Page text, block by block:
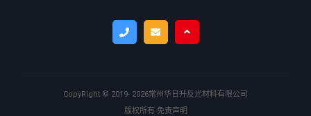
CopyRight © 2019- 2026常州华日升反光材料有限公司
版权所有 免责声明